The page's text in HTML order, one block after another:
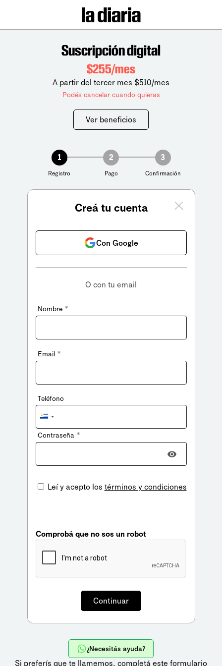
Suscripción digital
$255/mes
A partir del tercer mes $510/mes
Podés cancelar cuando quieras
Ver beneficios
1
Registro
2
Pago
3
Confirmación
Creá tu cuenta
Con Google
O con tu email
Nombre *
Email *
Teléfono
Uruguay
+598
Contraseña *
Leí y acepto los términos y condiciones
Comprobá que no sos un robot
¿Necesitás ayuda?
Si preferís que te llamemos, completá este formulario